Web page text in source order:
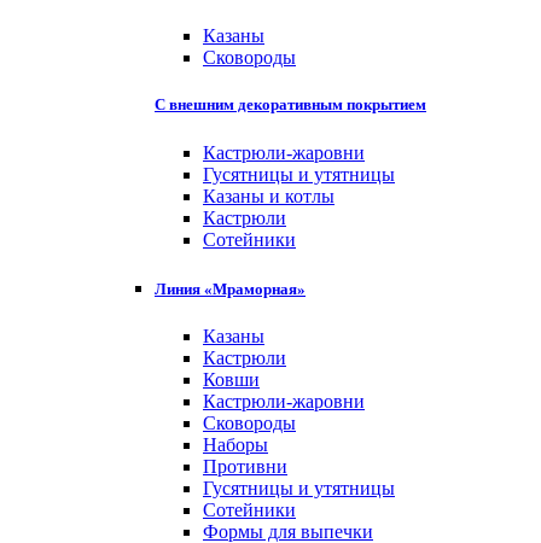
Казаны
Сковороды
С внешним декоративным покрытием
Кастрюли-жаровни
Гусятницы и утятницы
Казаны и котлы
Кастрюли
Сотейники
Линия «Мраморная»
Казаны
Кастрюли
Ковши
Кастрюли-жаровни
Сковороды
Наборы
Противни
Гусятницы и утятницы
Сотейники
Формы для выпечки